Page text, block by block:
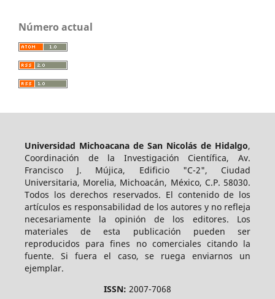
Número actual
Universidad Michoacana de San Nicolás de Hidalgo,
Coordinación de la Investigación Científica, Av.
Francisco J. Mújica, Edificio "C-2", Ciudad
Universitaria, Morelia, Michoacán, México, C.P. 58030.
Todos los derechos reservados. El contenido de los
artículos es responsabilidad de los autores y no refleja
necesariamente la opinión de los editores. Los
materiales de esta publicación pueden ser
reproducidos para fines no comerciales citando la
fuente. Si fuera el caso, se ruega enviarnos un
ejemplar.
ISSN: 2007-7068